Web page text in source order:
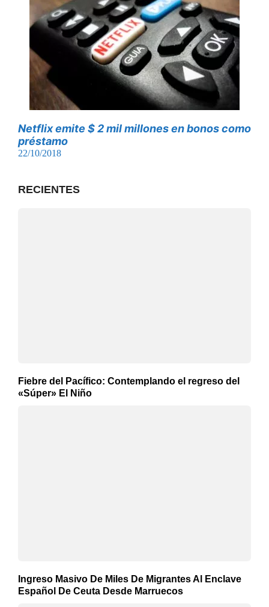
Netflix emite $ 2 mil millones en bonos como
préstamo
22/10/2018
RECIENTES
Fiebre del Pacífico: Contemplando el regreso del
«Súper» El Niño
Ingreso Masivo De Miles De Migrantes Al Enclave
Español De Ceuta Desde Marruecos